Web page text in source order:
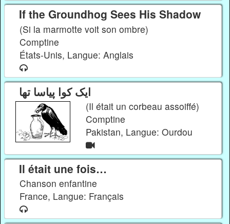
If the Groundhog Sees His Shadow
(Si la marmotte voit son ombre)
Comptine
États-Unis, Langue: Anglais
ایک کوا پیاسا تھا
(Il était un corbeau assoiffé)
Comptine
Pakistan, Langue: Ourdou
Il était une fois…
Chanson enfantine
France, Langue: Français